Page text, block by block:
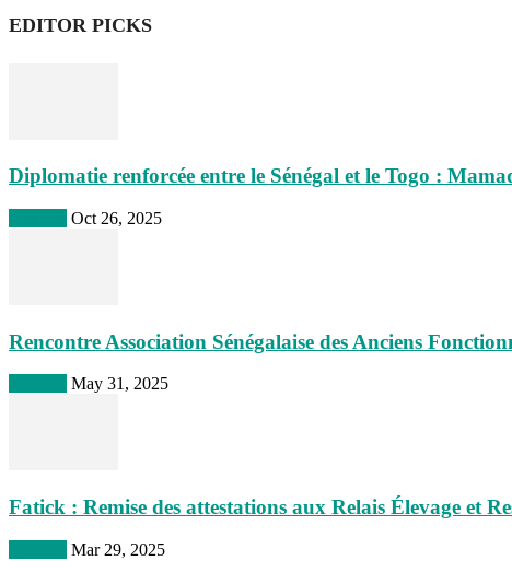
EDITOR PICKS
Diplomatie renforcée entre le Sénégal et le Togo :
Oct 26, 2025
Rencontre Association Sénégalaise des Anciens
May 31, 2025
Fatick : Remise des attestations aux Relais Élevage et
Mar 29, 2025